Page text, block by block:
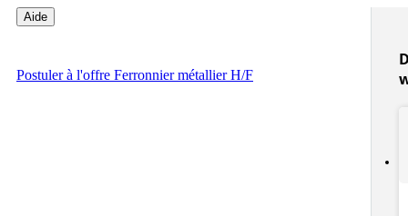
Aide
Postulerà l'offre Ferronnier métallier H/F